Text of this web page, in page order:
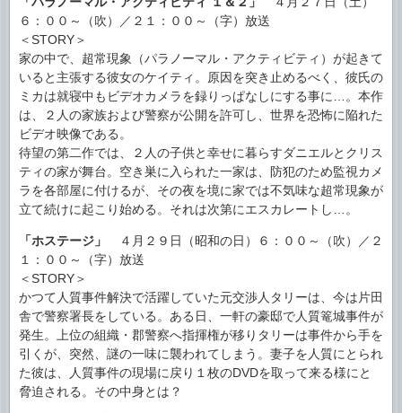
６：００～（吹）／２１：００～（字）放送
＜STORY＞
家の中で、超常現象（パラノーマル・アクティビティ）が起きて
いると主張する彼女のケイティ。原因を突き止めるべく、彼氏の
ミカは就寝中もビデオカメラを録りっぱなしにする事に…。本作
は、２人の家族および警察が公開を許可し、世界を恐怖に陥れた
ビデオ映像である。
待望の第二作では、２人の子供と幸せに暮らすダニエルとクリス
ティの家が舞台。空き巣に入られた一家は、防犯のため監視カメ
ラを各部屋に付けるが、その夜を境に家では不気味な超常現象が
立て続けに起こり始める。それは次第にエスカレートし…。
「ホステージ」
４月２９日（昭和の日）６：００～（吹）／２
１：００～（字）放送
＜STORY＞
かつて人質事件解決で活躍していた元交渉人タリーは、今は片田
舎で警察署長をしている。ある日、一軒の豪邸で人質篭城事件が
発生。上位の組織・郡警察へ指揮権が移りタリーは事件から手を
引くが、突然、謎の一味に襲われてしまう。妻子を人質にとられ
た彼は、人質事件の現場に戻り１枚のDVDを取って来る様にと
脅迫される。その中身とは？